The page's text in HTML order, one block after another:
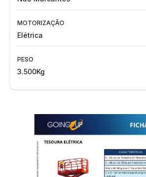
MOTORIZAÇÃO
Elétrica
PESO
3.500Kg